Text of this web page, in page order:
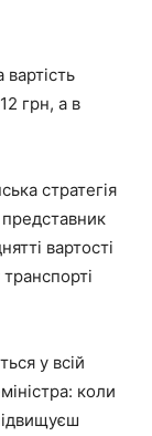
грн, а в
стратегія
вартості
у всій
коли